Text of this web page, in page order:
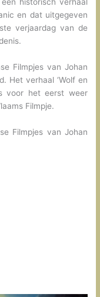
en dat uitgegeven
verjaardag van de
Filmpjes van Johan
Het verhaal ‘Wolf en
voor het eerst weer
Filmpje.
Filmpjes van Johan